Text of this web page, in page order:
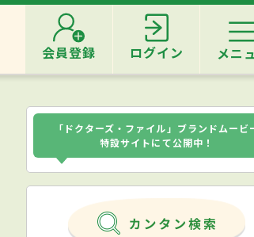
会員登録 ログイン メニ
「ドクターズ・ファイル」ブランドムービ
特設サイトにて公開中！